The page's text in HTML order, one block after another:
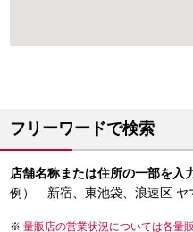
フリーワードで検索
店舗名称または住所の一部を入
例） 新宿、東池袋、浪速区 ヤ
量販店の営業状況については各量